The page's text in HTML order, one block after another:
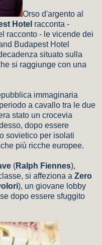
Orso d'argento al
Hotel racconta -
racconto - le vicende dei
Budapest Hotel
situato sulla
si raggiunge con una
immaginaria
a cavallo tra le due
stato un crocevia
dopo essere
sovietico per isolati
più ricche europee.
(Ralph Fiennes),
si affeziona a Zero
), un giovane lobby
dopo essere sfuggito